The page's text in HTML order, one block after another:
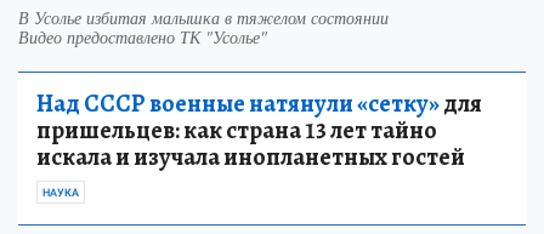
В Усолье избитая малышка в тяжелом состоянии
Видео предоставлено ТК "Усолье"
Над СССР военные натянули «сетку»для
пришельцев: как страна 13 лет тайно
искала и изучала инопланетных гостей
НАУКА